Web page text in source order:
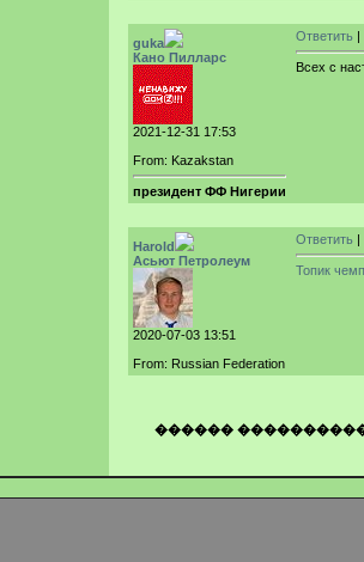
guka
Кано Пилларс
2021-12-31 17:53
From: Kazakstan
президент ФФ Нигерии
Ответить |
Всех с
Harold
Асьют Петролеум
2020-07-03 13:51
From: Russian Federation
Ответить |
Топик
������